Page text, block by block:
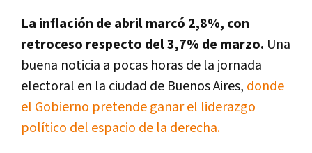
La inflación de abril marcó 2,8%, con
retroceso respecto del 3,7% de marzo. Una
buena noticia a pocas horas de la jornada
electoral en la ciudad de Buenos Aires, donde
el Gobierno pretende ganar el liderazgo
político del espacio de la derecha.